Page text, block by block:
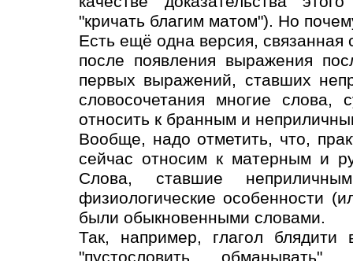
"кричать благим матом"). Но
Есть ещё одна версия, связанная
после появления выражения
первых выражений, ставших
словосочетания многие
относить к бранным и
Вообще, надо отметить, что,
сейчас относим к матерным и
Слова, ставшие
физиологические особенности
были обыкновенными словами.
Так, например, глагол
"пустословить,